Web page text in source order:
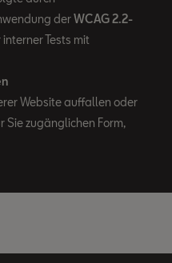
derWCAG 2.2-
Tests mit
Website auffallen oder
Sie zugänglichen Form,